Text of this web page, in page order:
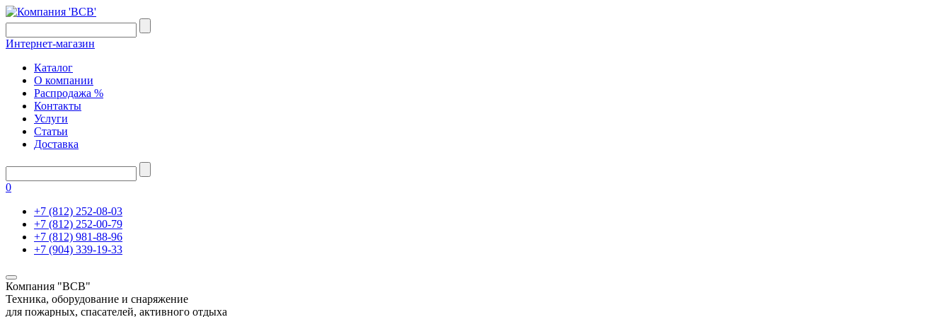
Интернет-магазин
Каталог
О компании
Распродажа %
Контакты
Услуги
Статьи
Доставка
0
+7 (812) 252-08-03
+7 (812) 252-00-79
+7 (812) 981-88-96
+7 (904) 339-19-33
Компания "ВСВ"
Техника, оборудование и снаряжение
для пожарных, спасателей, активного отдыха